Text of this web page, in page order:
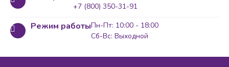
+7 (800) 350-31-91
Режим работыПн-Пт: 10:00 - 18:00
Сб-Вс: Выходной